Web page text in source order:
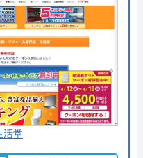
で
見る
談する
026
時間
活堂